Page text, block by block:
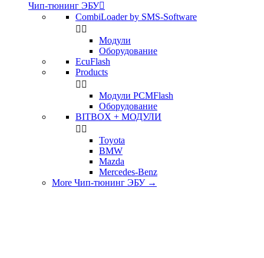
Чип-тюнинг ЭБУ
CombiLoader by SMS-Software
 
Модули
Оборудование
EcuFlash
Products
 
Модули PCMFlash
Оборудование
BITBOX + МОДУЛИ
 
Toyota
BMW
Mazda
Mercedes-Benz
More Чип-тюнинг ЭБУ →